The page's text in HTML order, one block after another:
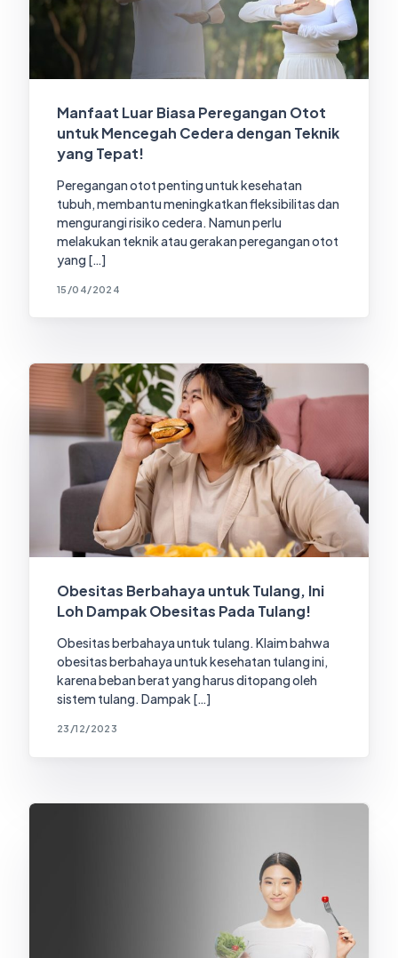
Manfaat Luar Biasa Peregangan Otot
untuk Mencegah Cedera dengan Teknik
yang Tepat!
Peregangan otot penting untuk kesehatan
tubuh, membantu meningkatkan fleksibilitas dan
mengurangi risiko cedera. Namun perlu
melakukan teknik atau gerakan peregangan otot
yang […]
15/04/2024
Obesitas Berbahaya untuk Tulang, Ini
Loh Dampak Obesitas Pada Tulang!
Obesitas berbahaya untuk tulang. Klaim bahwa
obesitas berbahaya untuk kesehatan tulang ini,
karena beban berat yang harus ditopang oleh
sistem tulang. Dampak […]
23/12/2023